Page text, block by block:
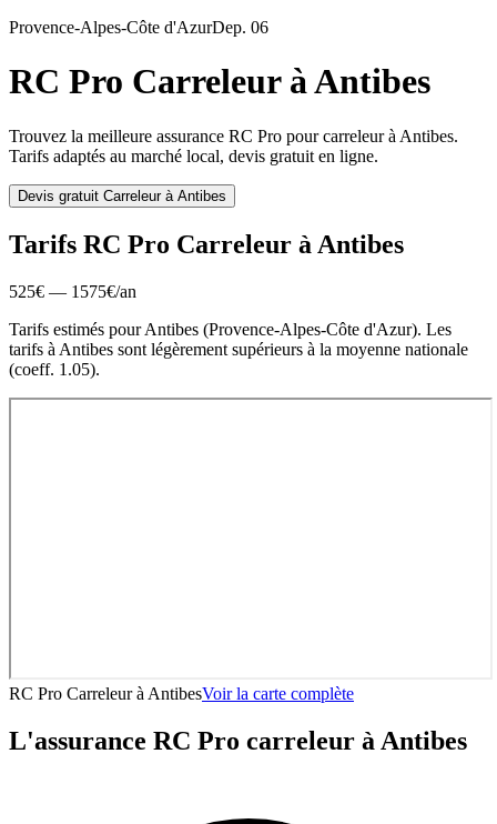
Provence-Alpes-Côte d'AzurDep. 06
RC Pro CarreleuràAntibes
Trouvez la meilleure assurance RC Pro pourcarreleurà Antibes.
Tarifs adaptés au marché local, devis gratuit en ligne.
Devis gratuit Carreleurà Antibes
Tarifs RC Pro Carreleur à Antibes
525€ — 1575€/an
Tarifs estimés pourAntibes (Provence-Alpes-Côte d'Azur). Les
tarifs à Antibes sont légèrement supérieurs à la moyenne nationale
(coeff. 1.05).
RC Pro Carreleurà AntibesVoir la carte complète
L'assurance RC Pro carreleur à Antibes